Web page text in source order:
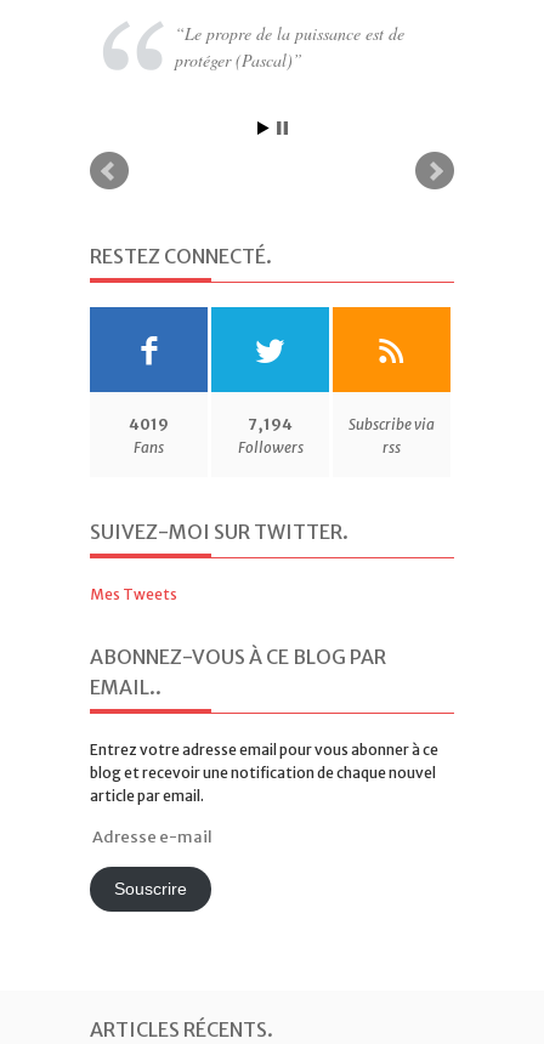
Le propre de la puissance est de
protéger (Pascal)
RESTEZ CONNECTÉ.
4019
Fans
7,194
Followers
Subscribe via
rss
SUIVEZ-MOI SUR TWITTER.
Mes Tweets
ABONNEZ-VOUS À CE BLOG PAR
EMAIL..
Entrez votre adresse email pour vous abonner à ce
blog et recevoir une notification de chaque nouvel
article par email.
Adresse
mailSouscrire
ARTICLES RÉCENTS.